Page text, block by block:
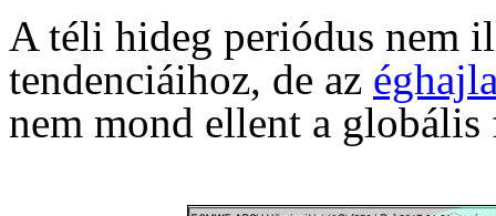
A téli hideg periódus nem
tendenciáihoz, de az
nem mond ellent a